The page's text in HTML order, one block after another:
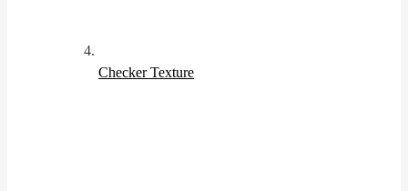
Checker Texture